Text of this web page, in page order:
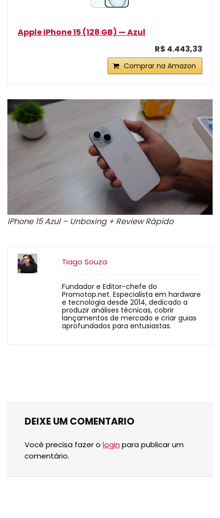
Apple iPhone 15 (128 GB) — Azul
R$ 4.443,33
Comprar na Amazon
iPhone 15 Azul – Unboxing + Review Rápido
Tiago Souza
Fundador e Editor-chefe do
Promotop.net. Especialista em hardware
e tecnologia desde 2014, dedicado a
produzir análises técnicas, cobrir
lançamentos de mercado e criar guias
aprofundados para entusiastas.
DEIXE UM COMENTARIO
Você precisa fazer o login para publicar um
comentário.